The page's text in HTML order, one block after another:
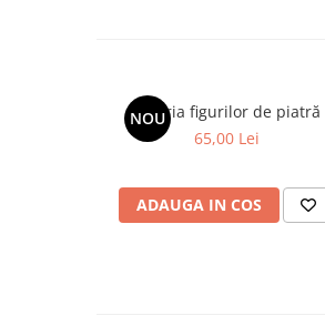
NOU
Galeria figurilor de piatră
65,00 Lei
ADAUGA IN COS